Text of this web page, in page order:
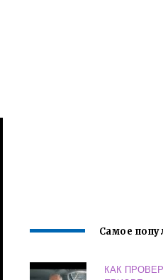
Самое
КАК